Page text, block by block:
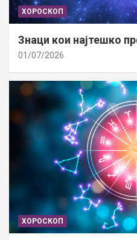
ХОРОСКОП
Знаци кои најтешко
01/07/2026
ХОРОСКОП